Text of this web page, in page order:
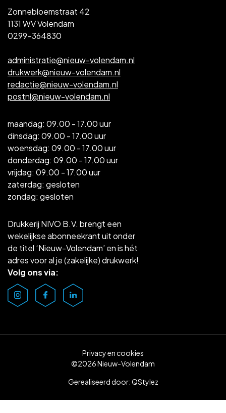
Drukkerij NIVO B.V. brengt een
wekelijkse abonneekrant uit onder
de titel ‘Nieuw-Volendam’ en is hét
adres voor al je (zakelijke) drukwerk!
Volg ons via:
Zonnebloemstraat 42
1131 WV Volendam
0299-364830
administratie@nieuw-volendam.nl
drukwerk@nieuw-volendam.nl
redactie@nieuw-volendam.nl
postnl@nieuw-volendam.nl
maandag: 09.00 - 17.00 uur
dinsdag: 09.00 - 17.00 uur
woensdag: 09.00 - 17.00 uur
donderdag: 09.00 - 17.00 uur
vrijdag: 09.00 - 17.00 uur
zaterdag: gesloten
zondag: gesloten
Privacy en cookies
©2026 Nieuw-Volendam
Gerealiseerd door:QStylez